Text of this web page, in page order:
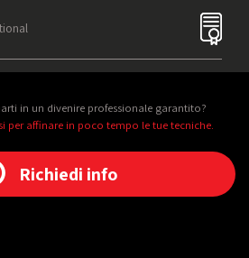
in un divenire professionale garantito?
per affinare in poco tempo le tue tecniche.
Richiedi info